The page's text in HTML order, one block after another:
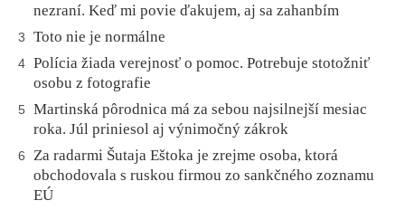
nezraní. Keď mi povie ďakujem, aj sa zahanbím
3 Toto nie je normálne
4 Polícia žiada verejnosť o pomoc. Potrebuje stotožniť
osobu z fotografie
5
Martinská pôrodnica má za sebou najsilnejší mesiac
roka. Júl priniesol aj výnimočný zákrok
6
Za radarmi Šutaja Eštoka je zrejme osoba, ktorá
obchodovala s ruskou firmou zo sankčného zoznamu
EÚ